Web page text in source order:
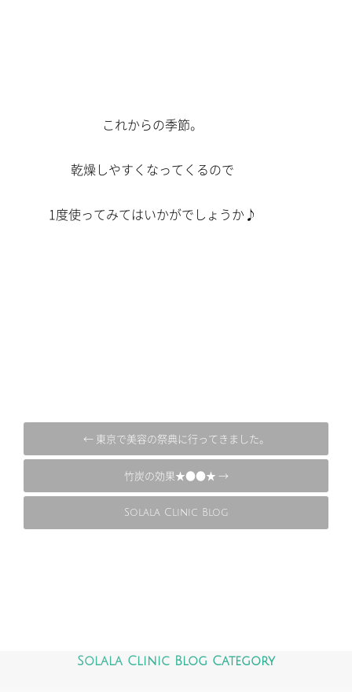
これからの季節。
乾燥しやすくなってくるので
1度使ってみてはいかがでしょうか♪
← 東京で美容の祭典に行ってきました。
Solala Clinic Blog
竹炭の効果★●●★ →
Solala Clinic Blog Category